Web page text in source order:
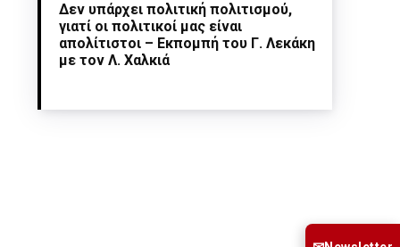
Δεν υπάρχει πολιτική πολιτισμού,
γιατί οι πολιτικοί μας είναι
απολίτιστοι – Εκπομπή του Γ. Λεκάκη
με τον Λ. Χαλκιά